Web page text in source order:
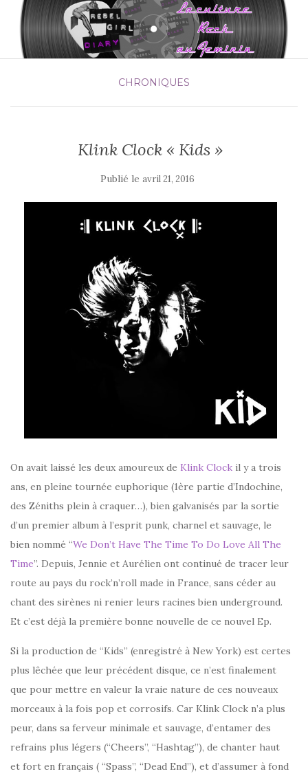
CHRONIQUES
Klink Clock « Kids »
Publié le avril 21, 2016
On avait laissé les deux amoureux de Klink Clock il y a trois
ans, en pleine tournée euphorique (1ère partie d’Indochine,
des Zéniths plein à craquer…), bien galvanisés par la sortie
d’un premier album à l’esprit punk, charnel et sauvage, le
bien nommé “We Don’t Have The Time To Do Love All The
Time”. Depuis, Jennie et Aurélien ont continué de tracer leur
route au pays du rock’n’roll made in France, sans céder au
chant des sirènes ni renier leurs racines bien underground.
Et c’est déjà la première bonne nouvelle de ce nouvel Ep.
Si la production de “Kids” (enregistré à New York) est certes
plus lêchée que leur précédent disque, ce n’est finalement
que pour mettre en valeur la vraie nature de ces nouveaux
morceaux à la fois pop et corrosifs. Car Klink Clock n’a plus
peur, dans sa ferveur minimale et sauvage, d’entamer des
refrains plus légers (“Cheers”, “Hashtag”), de chanter haut
et fort en français ( “Spass”, “Dead End”), et d’assumer à fond